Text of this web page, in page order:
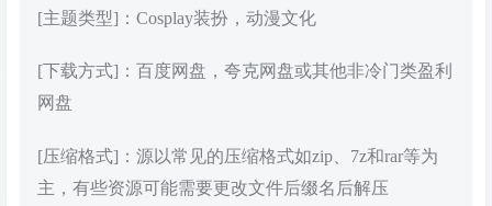
[主题类型]：Cosplay装扮，动漫文化
[下载方式]：百度网盘，夸克网盘或其他非冷门类盈利
网盘
[压缩格式]：源以常见的压缩格式如zip、7z和rar等为
主，有些资源可能需要更改文件后缀名后解压